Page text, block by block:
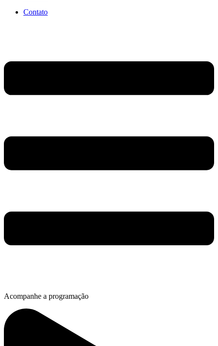
Contato
Acompanhe a programação